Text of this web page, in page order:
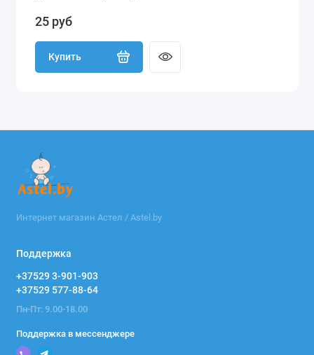
25 руб
Купить
Интернет магазин Астел / Astel.by
Поддержка
+37529 3-901-903
+37529 577-88-64
Пн-Пт: 9.00-18.00
Поддержка в мессенджере